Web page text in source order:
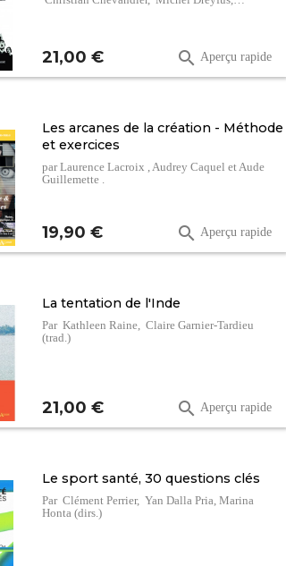
Prix
21,00 €  Aperçu rapide
Les arcanes de la création - Méthode
et exercices
par Laurence Lacroix , Audrey Caquel et Aude
Guillemette .
Prix
19,90 €  Aperçu rapide
La tentation de l'Inde
Par Kathleen Raine, Claire Garnier-Tardieu
(trad.)
Prix
21,00 €  Aperçu rapide
Le sport santé, 30 questions clés
Par Clément Perrier, Yan Dalla Pria, Marina
Honta (dirs.)